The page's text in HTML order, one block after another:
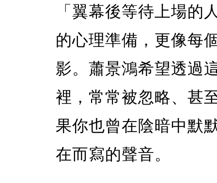
「翼幕後等待上場的
的心理準備，更像每
影。蕭景鴻希望透過
裡，常常被忽略、甚
果你也曾在陰暗中默
在而寫的聲音。